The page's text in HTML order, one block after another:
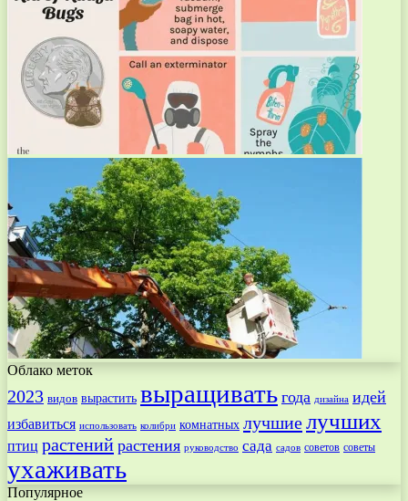
Облако меток
2023 видов вырастить выращивать года дизайна идей
избавиться использовать колибри комнатных лучшиелучших
птиц растений растения руководство сада садов советов советы
ухаживать
Популярное